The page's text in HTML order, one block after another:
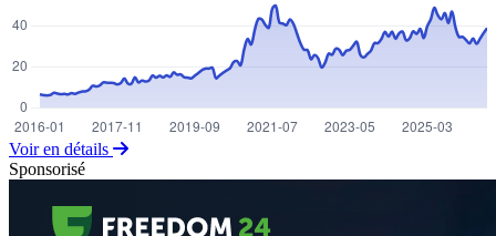
Voir en détails
Sponsorisé